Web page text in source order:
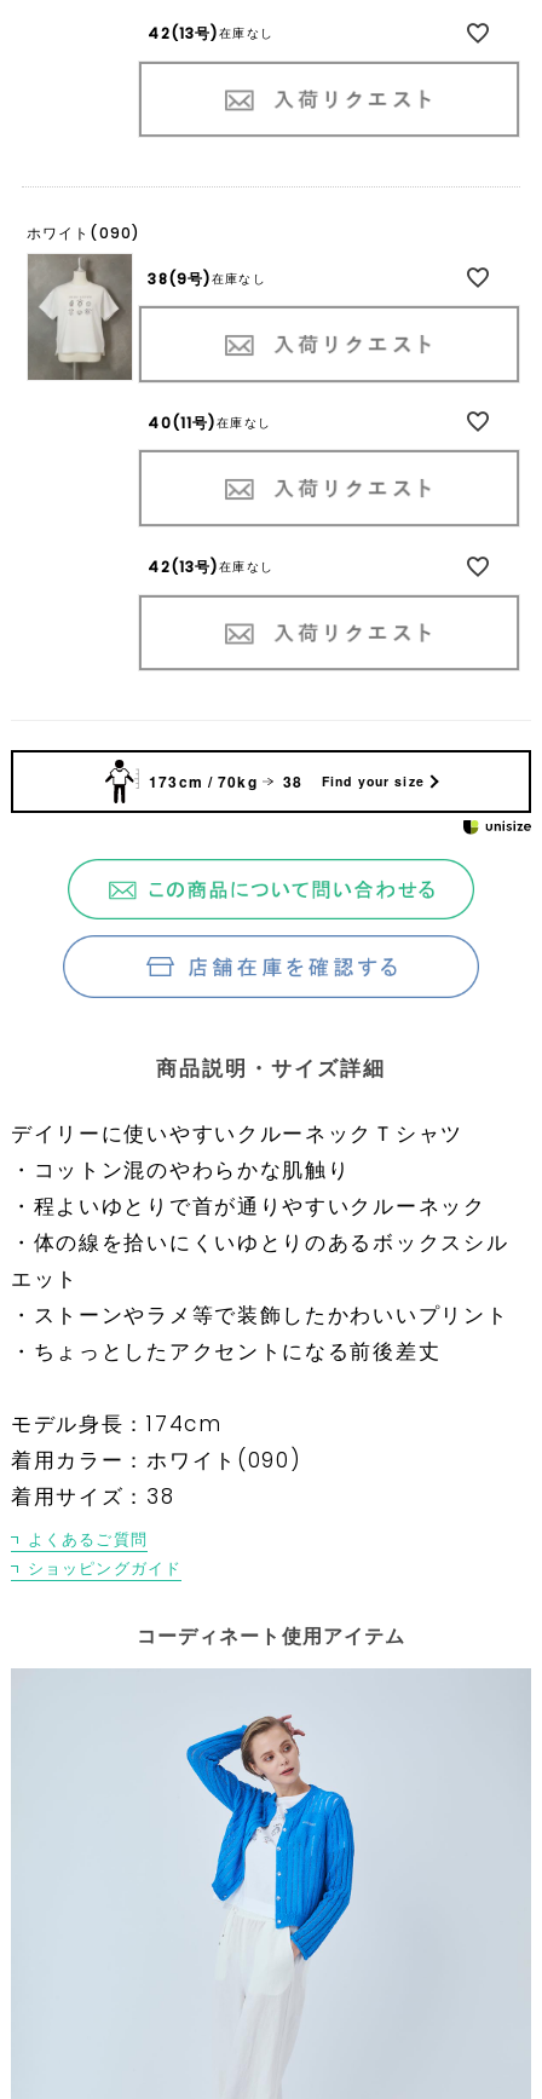
42(13号)在庫なし
ホワイト(090)
38(9号)在庫なし
40(11号)在庫なし
42(13号)在庫なし
173cm / 70kg 38 Find your size
商品説明・サイズ詳細
デイリーに使いやすいクルーネックＴシャツ
・コットン混のやわらかな肌触り
・程よいゆとりで首が通りやすいクルーネック
・体の線を拾いにくいゆとりのあるボックスシル
エット
・ストーンやラメ等で装飾したかわいいプリント
・ちょっとしたアクセントになる前後差丈
モデル身長：174cm
着用カラー：ホワイト(090)
着用サイズ：38
よくあるご質問
ショッピングガイド
コーディネート使用アイテム